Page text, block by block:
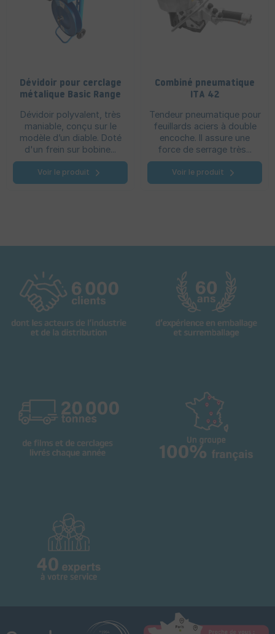
Dévidoir pour cerclage
métalique Basic Range
Dévidoir polyvalent, très
maniable, conçu sur le
modèle d’un diable. Doté
d'un frein sur bobine...
Voir le produit
Combiné pneumatique
ITA 42
Tendeur pneumatique pour
feuillards aciers à double
encoche. Il assure une
force de serrage très...
Voir le produit